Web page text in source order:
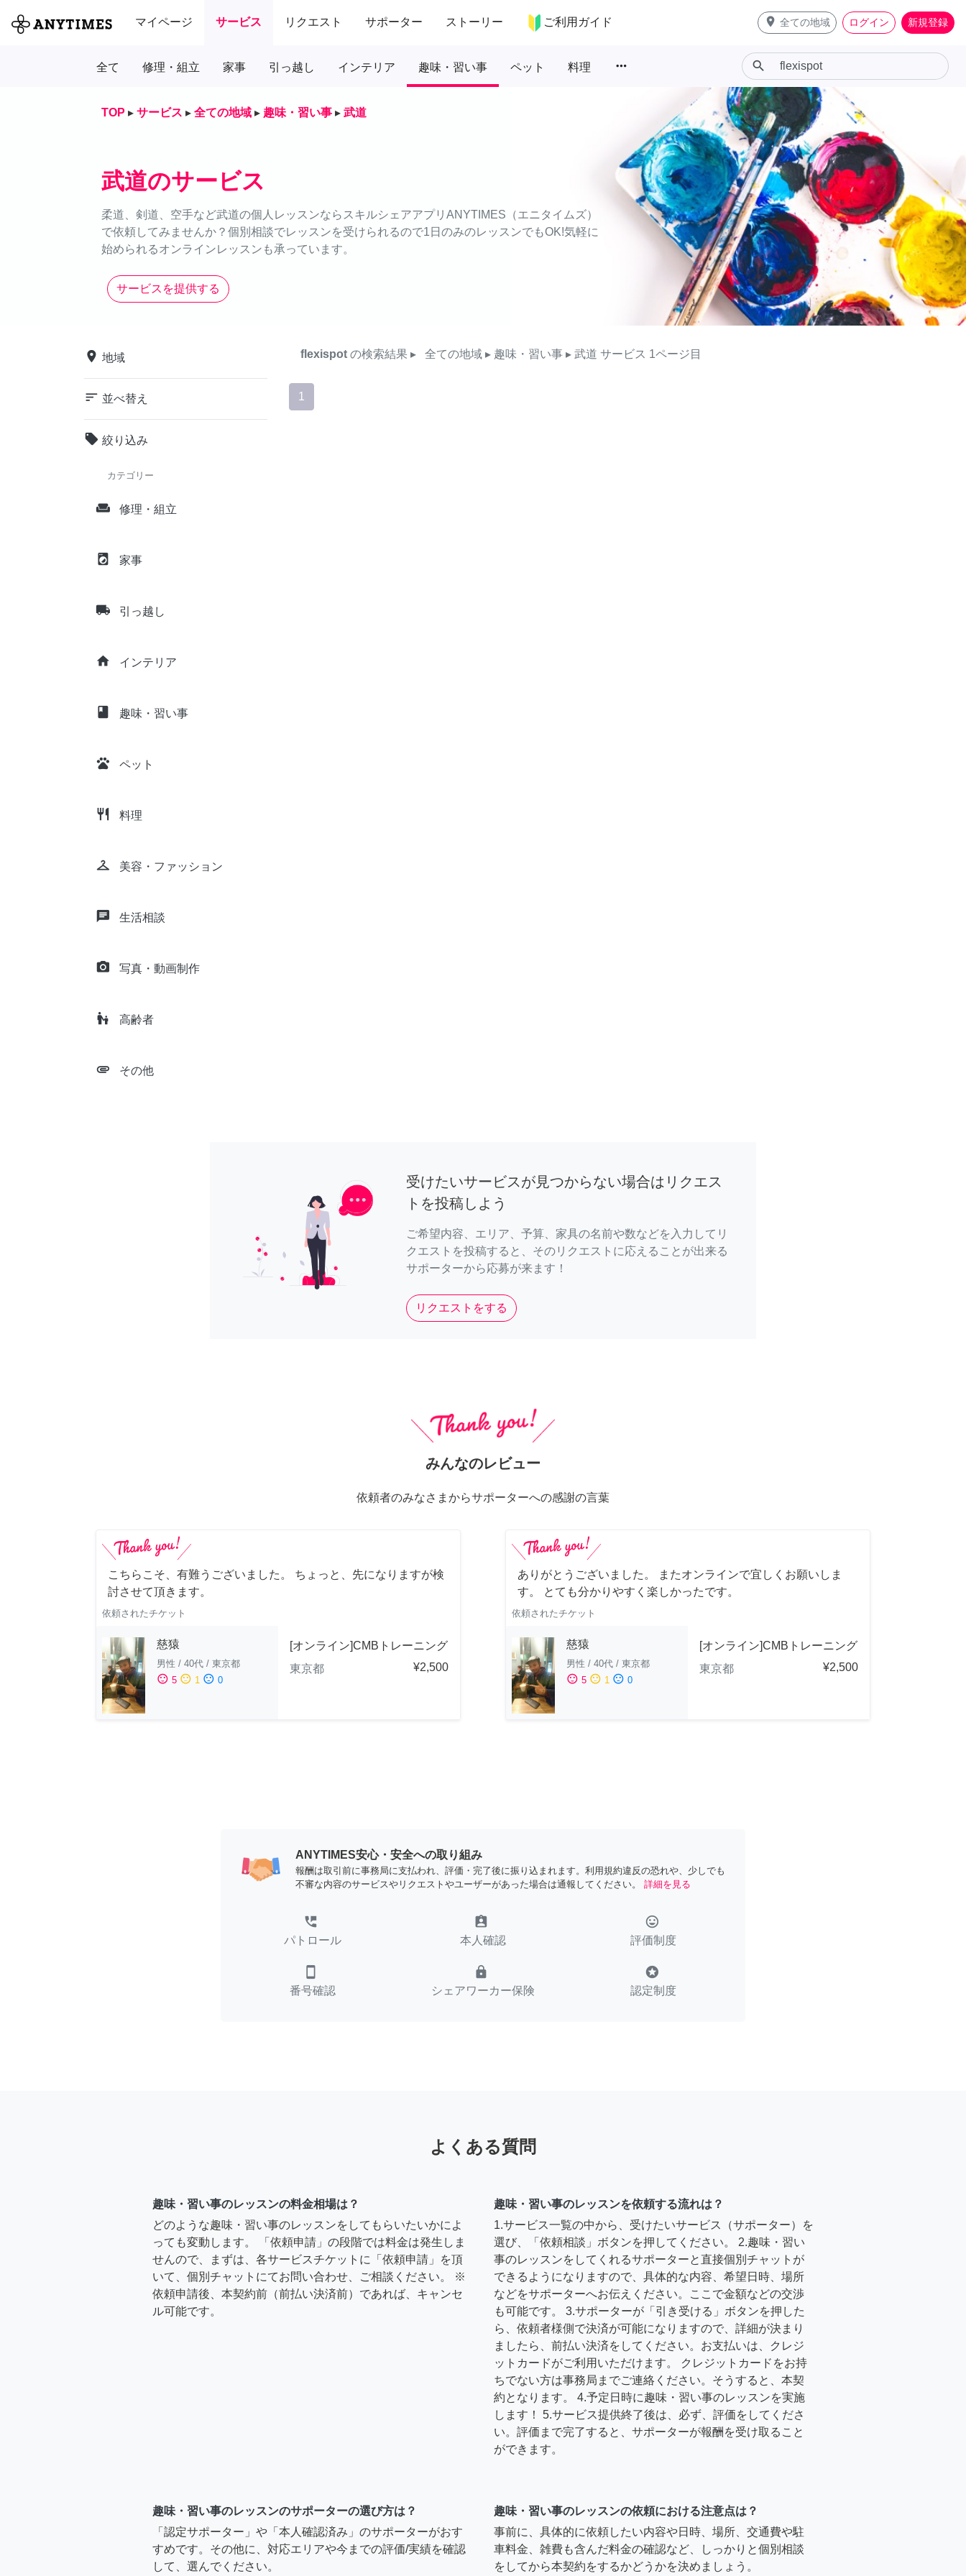
マイページ サービス リクエスト サポーター ストーリー ご利用ガイド place 全ての地域 ログイン 新規登録
全て 修理・組立 家事 引っ越し インテリア 趣味・習い事 ペット 料理 more_horiz search
TOP ▸ サービス ▸ 全ての地域 ▸ 趣味・習い事 ▸ 武道
武道のサービス
柔道、剣道、空手など武道の個人レッスンならスキルシェアアプリANYTIMES（エニタイムズ）
で依頼してみませんか？個別相談でレッスンを受けられるので1日のみのレッスンでもOK!気軽に
始められるオンラインレッスンも承っています。
サービスを提供する
place 地域
sort 並べ替え
local_offer 絞り込み
カテゴリー
weekend 修理・組立
local_laundry_service 家事
local_shipping 引っ越し
home インテリア
class 趣味・習い事
pets ペット
restaurant 料理
checkroom 美容・ファッション
chat 生活相談
camera_alt 写真・動画制作
escalator_warning 高齢者
attachment その他
flexispot の検索結果 ▸ 全ての地域 ▸ 趣味・習い事 ▸ 武道 サービス 1ページ目
1
受けたいサービスが見つからない場合はリクエス
トを投稿しよう
ご希望内容、エリア、予算、家具の名前や数などを入力してリ
クエストを投稿すると、そのリクエストに応えることが出来る
サポーターから応募が来ます！
リクエストをする
みんなのレビュー
依頼者のみなさまからサポーターへの感謝の言葉
こちらこそ、有難うございました。 ちょっと、先になりますが検
討させて頂きます。
依頼されたチケット
慈猿
男性 / 40代 / 東京都
sentiment_satisfied 5 sentiment_neutral 1 sentiment_dissatisfied 0
[オンライン]CMBトレーニング
東京都
¥2,500
ありがとうございました。 またオンラインで宜しくお願いしま
す。 とても分かりやすく楽しかったです。
依頼されたチケット
慈猿
男性 / 40代 / 東京都
sentiment_satisfied 5 sentiment_neutral 1 sentiment_dissatisfied 0
[オンライン]CMBトレーニング
東京都
¥2,500
ANYTIMES安心・安全への取り組み
報酬は取引前に事務局に支払われ、評価・完了後に振り込まれます。利用規約違反の恐れや、少しでも
不審な内容のサービスやリクエストやユーザーがあった場合は通報してください。
詳細を見る
perm_phone_msg
パトロール
assignment_ind
本人確認
tag_faces
評価制度
smartphone
番号確認
lock
シェアワーカー保険
stars
認定制度
よくある質問
趣味・習い事のレッスンの料金相場は？
どのような趣味・習い事のレッスンをしてもらいたいかによ
っても変動します。 「依頼申請」の段階では料金は発生しま
せんので、まずは、各サービスチケットに「依頼申請」を頂
いて、個別チャットにてお問い合わせ、ご相談ください。 ※
依頼申請後、本契約前（前払い決済前）であれば、キャンセ
ル可能です。
趣味・習い事のレッスンを依頼する流れは？
1.サービス一覧の中から、受けたいサービス（サポーター）を
選び、「依頼相談」ボタンを押してください。 2.趣味・習い
事のレッスンをしてくれるサポーターと直接個別チャットが
できるようになりますので、具体的な内容、希望日時、場所
などをサポーターへお伝えください。ここで金額などの交渉
も可能です。 3.サポーターが「引き受ける」ボタンを押した
ら、依頼者様側で決済が可能になりますので、詳細が決まり
ましたら、前払い決済をしてください。お支払いは、クレジ
ットカードがご利用いただけます。 クレジットカードをお持
ちでない方は事務局までご連絡ください。そうすると、本契
約となります。 4.予定日時に趣味・習い事のレッスンを実施
します！ 5.サービス提供終了後は、必ず、評価をしてくださ
い。評価まで完了すると、サポーターが報酬を受け取ること
ができます。
趣味・習い事のレッスンのサポーターの選び方は？
「認定サポーター」や「本人確認済み」のサポーターがおす
すめです。その他に、対応エリアや今までの評価/実績を確認
して、選んでください。
趣味・習い事のレッスンの依頼における注意点は？
事前に、具体的に依頼したい内容や日時、場所、交通費や駐
車料金、雑費も含んだ料金の確認など、しっかりと個別相談
をしてから本契約をするかどうかを決めましょう。